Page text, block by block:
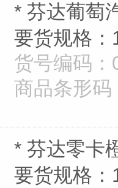
* 芬达葡萄
要货规格：
货号编码：
商品条形
* 芬达零卡
要货规格：